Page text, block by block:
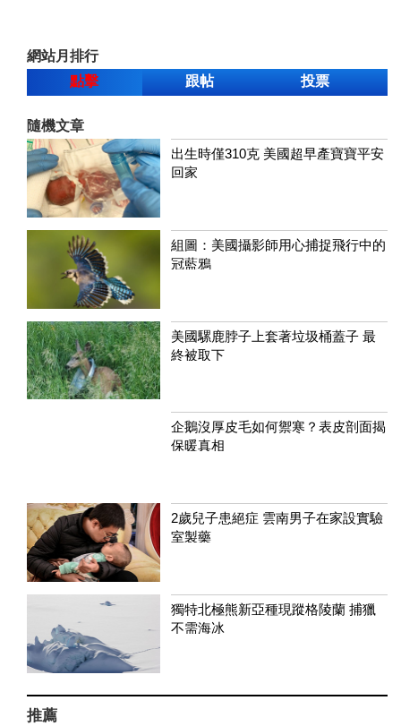
網站月排行
點擊
跟帖 投票
隨機文章
出生時僅310克 美國超早產寶寶平安
回家
組圖：美國攝影師用心捕捉飛行中的
冠藍鴉
美國騾鹿脖子上套著垃圾桶蓋子 最
終被取下
企鵝沒厚皮毛如何禦寒？表皮剖面揭
保暖真相
2歲兒子患絕症 雲南男子在家設實驗
室製藥
獨特北極熊新亞種現蹤格陵蘭 捕獵
不需海冰
推薦